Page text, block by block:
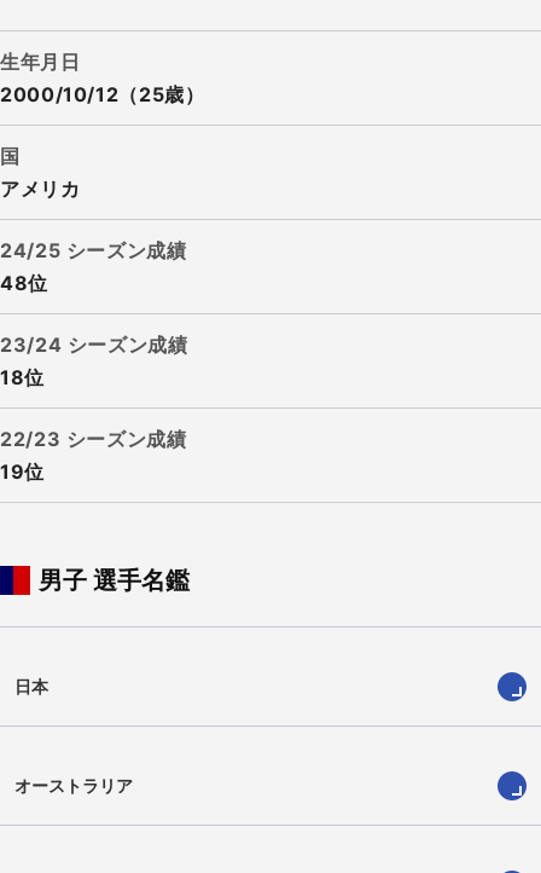
生年月日
2000/10/12（25歳）
国
アメリカ
24/25 シーズン成績
48位
23/24 シーズン成績
18位
22/23 シーズン成績
19位
男子 選手名鑑
日本
オーストラリア